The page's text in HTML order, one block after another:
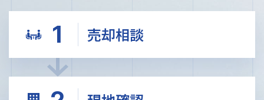
1 売却相談